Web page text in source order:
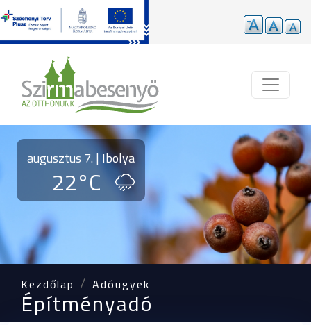
augusztus 7. | Ibolya
22°C
Kezdőlap Adóügyek
Építményadó